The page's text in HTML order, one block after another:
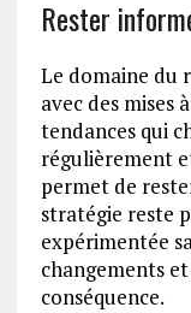
Rester
Le domaine du
avec des mises
tendances qui
régulièrement
permet de
stratégie reste
expérimentée
changements
conséquence.